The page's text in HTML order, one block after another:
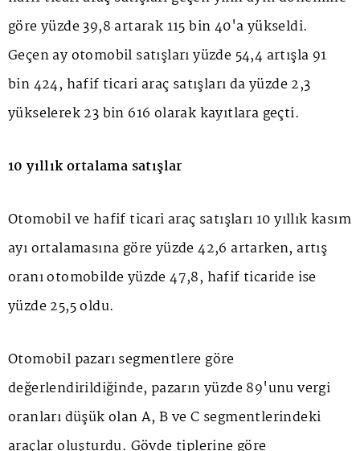
göre yüzde 39,8 artarak 115 bin 40'a yükseldi.
Geçen ay otomobil satışları yüzde 54,4 artışla 91
bin 424, hafif ticari araç satışları da yüzde 2,3
yükselerek 23 bin 616 olarak kayıtlara geçti.
10 yıllık ortalama satışlar
Otomobil ve hafif ticari araç satışları 10 yıllık kasım
ayı ortalamasına göre yüzde 42,6 artarken, artış
oranı otomobilde yüzde 47,8, hafif ticaride ise
yüzde 25,5 oldu.
Otomobil pazarı segmentlere göre
değerlendirildiğinde, pazarın yüzde 89'unu vergi
oranları düşük olan A, B ve C segmentlerindeki
araçlar oluşturdu. Gövde tiplerine göre